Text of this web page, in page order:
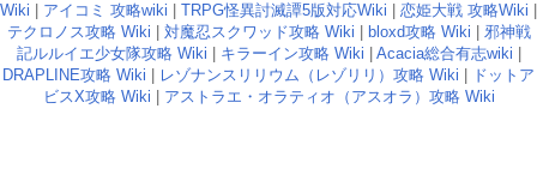
Wiki
アイコミ 攻略wiki TRPG怪異討滅譚5版対応Wiki 恋姫大戦 攻略Wiki
テクロノス攻略 Wiki
対魔忍スクワッド攻略 Wiki bloxd攻略 Wiki
邪神戦
記ルルイエ少女隊攻略 Wiki
キラーイン攻略 Wiki Acacia総合有志wiki
DRAPLINE攻略 Wiki
レゾナンスリリウム（レゾリリ）攻略 Wiki
ドットア
ビスX攻略 Wiki
アストラエ・オラティオ（アスオラ）攻略 Wiki